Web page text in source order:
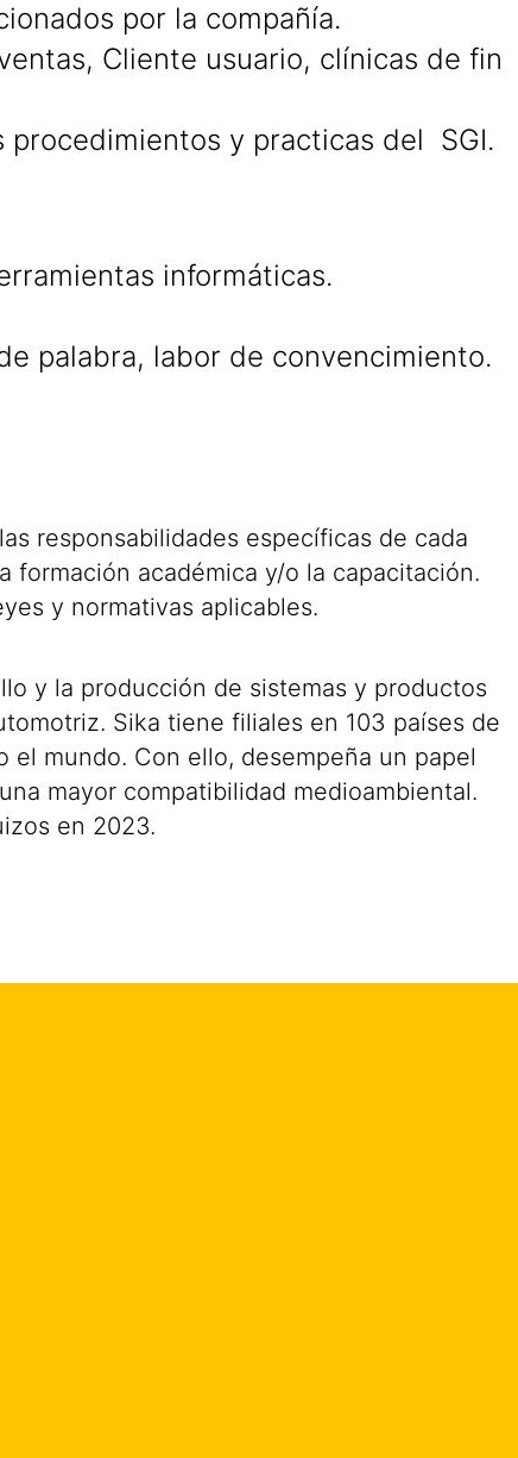
por la compañía.
Cliente usuario, clínicas de fin
y practicas del SGI.
informáticas.
palabra, labor de convencimiento.
responsabilidades específicas de cada
formación académica y/o la capacitación.
y normativas aplicables.
y la producción de sistemas y productos
Sika tiene filiales en 103 países de
mundo. Con ello, desempeña un papel
mayor compatibilidad medioambiental.
en 2023.